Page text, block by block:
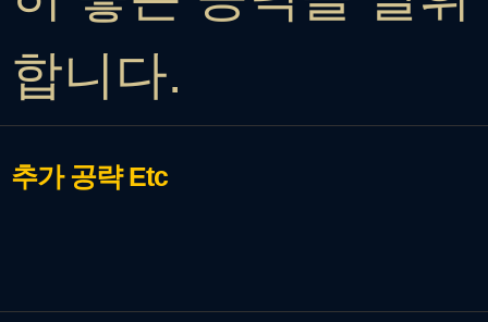
합니다.
추가 공략Etc